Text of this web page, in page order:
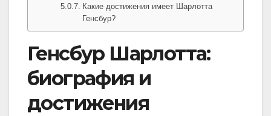
Какие достижения имеет Шарлотта
Генсбур?
Генсбур Шарлотта:
биография и
достижения